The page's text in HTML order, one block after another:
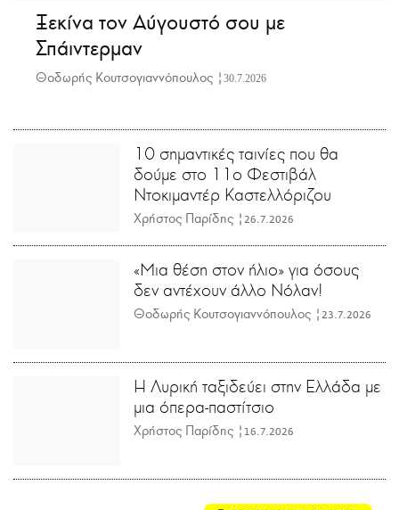
Ξεκίνα τον Αύγουστό σου με
Σπάιντερμαν
Θοδωρής Κουτσογιαννόπουλος | 30.7.2026
10 σημαντικές ταινίες που θα
δούμε στο 11ο Φεστιβάλ
Ντοκιμαντέρ Καστελλόριζου
Χρήστος Παρίδης | 26.7.2026
«Μια θέση στον ήλιο» για όσους
δεν αντέχουν άλλο Νόλαν!
Θοδωρής Κουτσογιαννόπουλος | 23.7.2026
Η Λυρική ταξιδεύει στην Ελλάδα με
μια όπερα-παστίτσιο
Χρήστος Παρίδης | 16.7.2026